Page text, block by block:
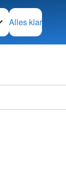
Alles klar